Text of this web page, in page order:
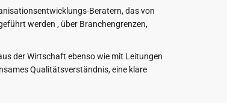
Beratern, das von
werden , über Branchengrenzen,
der Wirtschaft ebenso wie mit Leitungen
Qualitätsverständnis, eine klare